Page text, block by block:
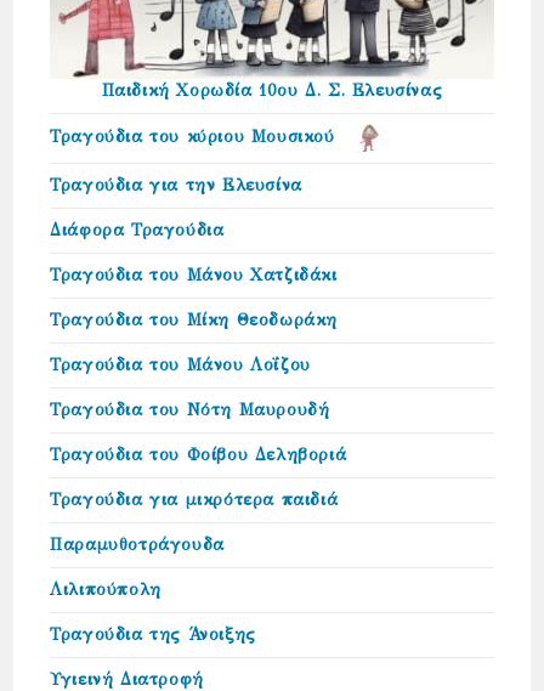
Παιδική Χορωδία 10ου Δ. Σ. Ελευσίνας
Τραγούδια του κύριου Μουσικού
Τραγούδια για την Ελευσίνα
Διάφορα Τραγούδια
Τραγούδια του Μάνου Χατζιδάκι
Τραγούδια του Μίκη Θεοδωράκη
Τραγούδια του Μάνου Λοΐζου
Τραγούδια του Νότη Μαυρουδή
Τραγούδια του Φοίβου Δεληβοριά
Τραγούδια για μικρότερα παιδιά
Παραμυθοτράγουδα
Λιλιπούπολη
Τραγούδια της Άνοιξης
Υγιεινή Διατροφή